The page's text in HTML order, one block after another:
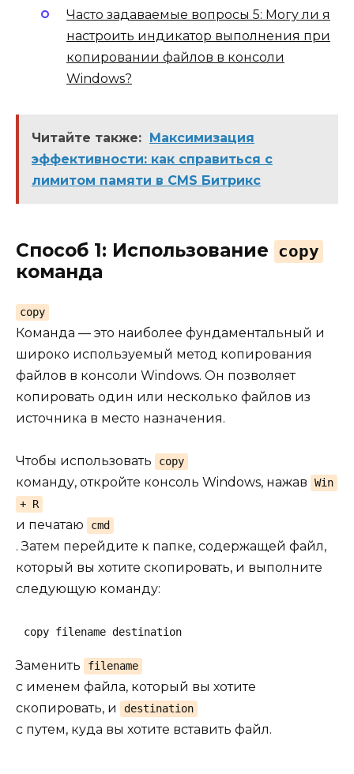
Часто задаваемые вопросы 5: Могу ли я
настроить индикатор выполнения при
копировании файлов в консоли
Windows?
Читайте также: Максимизация
эффективности: как справиться с
лимитом памяти в CMS Битрикс
Способ 1: Использование copy
команда
copy
Команда — это наиболее фундаментальный и
широко используемый метод копирования
файлов в консоли Windows. Он позволяет
копировать один или несколько файлов из
источника в место назначения.
Чтобы использовать copy
команду, откройте консоль Windows, нажав
Win
+ R
и печатаю cmd
. Затем перейдите к папке, содержащей файл,
который вы хотите скопировать, и выполните
следующую команду:
copy filename destination
Заменить filename
с именем файла, который вы хотите
скопировать, и
destination
с путем, куда вы хотите вставить файл.